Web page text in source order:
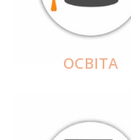
ОСВІТА